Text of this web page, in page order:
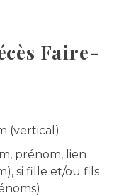
Faire-
(vertical)
prénom, lien
si fille et/ou fils